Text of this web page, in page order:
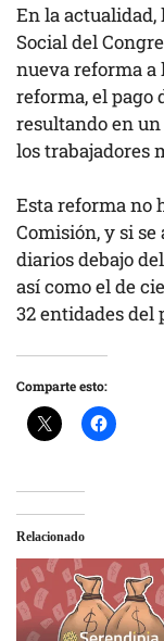
En la
Social del
nueva reforma a
reforma, el pago
resultando en
los trabajadores
Esta reforma no
Comisión, y si se
diarios debajo
así como el de
32 entidades del
Comparte esto:
Relacionado